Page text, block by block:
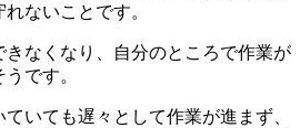
ないことです。
きなくなり、自分のところで作業が
です。
いても遅々として作業が進まず、